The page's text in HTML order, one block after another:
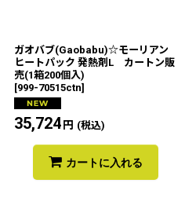
ガオバブ(Gaobabu)☆モーリアン
ヒートパック 発熱剤L カートン販
売(1箱200個入)
[999-70515ctn]
35,724円 (税込)
カートに入れる